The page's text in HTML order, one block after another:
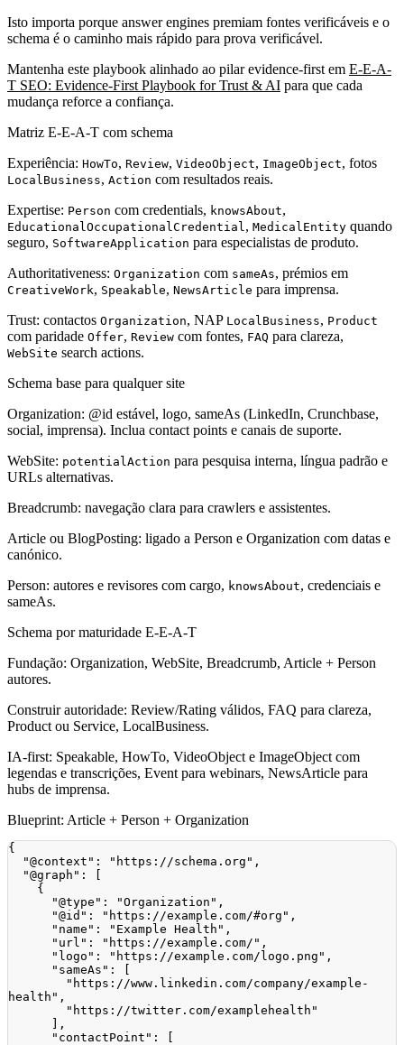
Isto importa porque answer engines premiam fontes verificáveis e o
schema é o caminho mais rápido para prova verificável.
Mantenha este playbook alinhado ao pilar evidence-first em E-E-A-
T SEO: Evidence-First Playbook for Trust & AI para que cada
mudança reforce a confiança.
Matriz E-E-A-T com schema
Experiência: HowTo, Review, VideoObject, ImageObject, fotos
LocalBusiness, Action com resultados reais.
Expertise: Person com credentials, knowsAbout,
EducationalOccupationalCredential , MedicalEntity quando
seguro, SoftwareApplication para especialistas de produto.
Authoritativeness: Organization com sameAs, prémios em
CreativeWork, Speakable, NewsArticle para imprensa.
Trust: contactos Organization, NAP LocalBusiness, Product
com paridade Offer, Review com fontes, FAQ para clareza,
WebSite search actions.
Schema base para qualquer site
Organization: @id estável, logo, sameAs (LinkedIn, Crunchbase,
social, imprensa). Inclua contact points e canais de suporte.
WebSite: potentialAction para pesquisa interna, língua padrão e
URLs alternativas.
Breadcrumb: navegação clara para crawlers e assistentes.
Article ou BlogPosting: ligado a Person e Organization com datas e
canónico.
Person: autores e revisores com cargo, knowsAbout, credenciais e
sameAs.
Schema por maturidade E-E-A-T
Fundação: Organization, WebSite, Breadcrumb, Article + Person
autores.
Construir autoridade: Review/Rating válidos, FAQ para clareza,
Product ou Service, LocalBusiness.
IA-first: Speakable, HowTo, VideoObject e ImageObject com
legendas e transcrições, Event para webinars, NewsArticle para
hubs de imprensa.
Blueprint: Article + Person + Organization
{
"@context" : "https://schema.org" ,
"@graph" :
{
"@type" : "Organization" ,
"@id" : "https://example.com/#org" ,
"name" : "Example Health" ,
"url" : "https://example.com/" ,
"logo" : "https://example.com/logo.png" ,
"sameAs" :
"https://www.linkedin.com/company/example-
health" ,
"https://twitter.com/examplehealth"
,
"contactPoint" :